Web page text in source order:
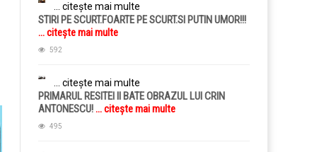
... citește mai multe
STIRI PE SCURT.FOARTE PE SCURT.SI PUTIN UMOR!!!
... citește mai multe
592
... citește mai multe
PRIMARUL RESITEI II BATE OBRAZUL LUI CRIN
ANTONESCU!... citește mai multe
495